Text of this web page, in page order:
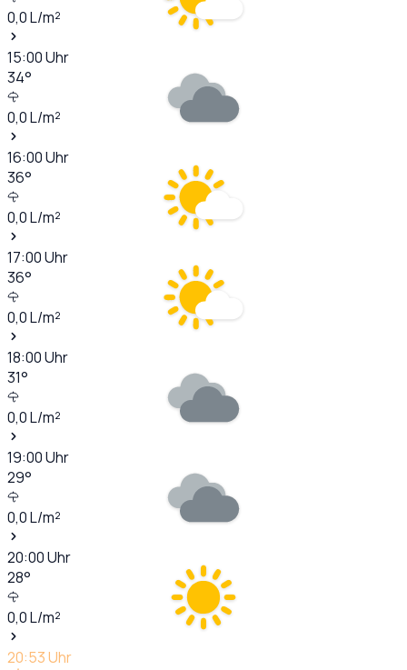
0,0L/m²
15:00Uhr
34°
0,0L/m²
16:00Uhr
36°
0,0L/m²
17:00Uhr
36°
0,0L/m²
18:00Uhr
31°
0,0L/m²
19:00Uhr
29°
0,0L/m²
20:00Uhr
28°
0,0L/m²
20:53Uhr